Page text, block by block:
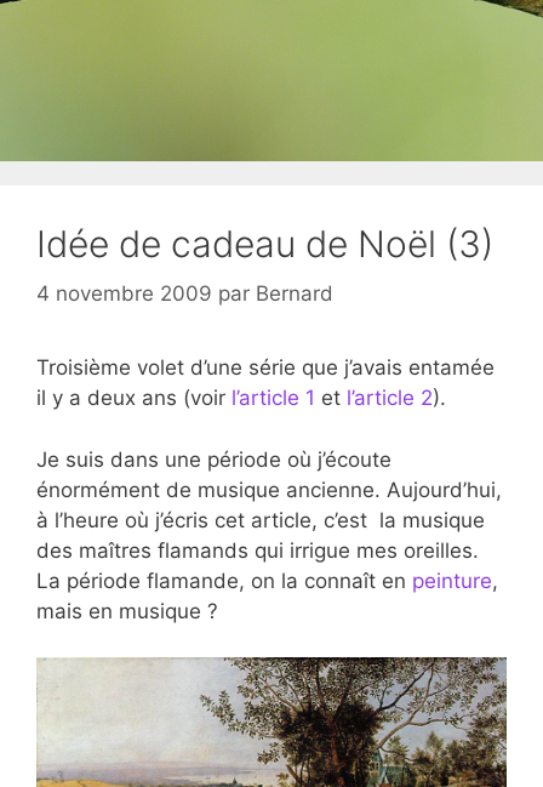
Idée de cadeau de Noël (3)
4 novembre 2009 par Bernard
Troisième volet d’une série que j’avais entamée
il y a deux ans (voir l’article 1 et l’article 2).
Je suis dans une période où j’écoute
énormément de musique ancienne. Aujourd’hui,
à l’heure où j’écris cet article, c’est la musique
des maîtres flamands qui irrigue mes oreilles.
La période flamande, on la connaît en peinture,
mais en musique ?